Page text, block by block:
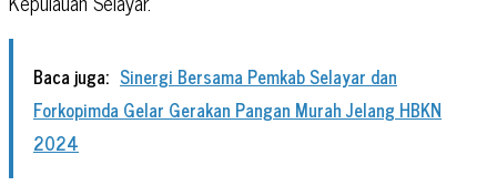
Baca juga: Sinergi Bersama Pemkab Selayar dan
Forkopimda Gelar Gerakan Pangan Murah Jelang HBKN
2024